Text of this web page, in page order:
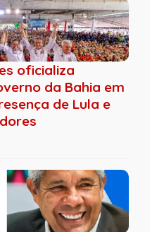
oficializa
da Bahia em
de Lula e